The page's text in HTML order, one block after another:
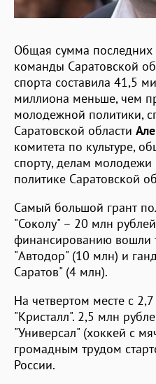
Общая сумма последних
команды Саратовской
спорта составила 41,5
миллиона меньше, чем
молодежной политики,
Саратовской области
комитета по культуре,
спорту, делам
политике Саратовской
Самый большой грант
"Соколу" – 20 млн
финансированию вошли
"Автодор" (10 млн) и
Саратов" (4 млн).
На четвертом месте с
"Кристалл". 2,5 млн
"Универсал" (хоккей с
громадным трудом
России.